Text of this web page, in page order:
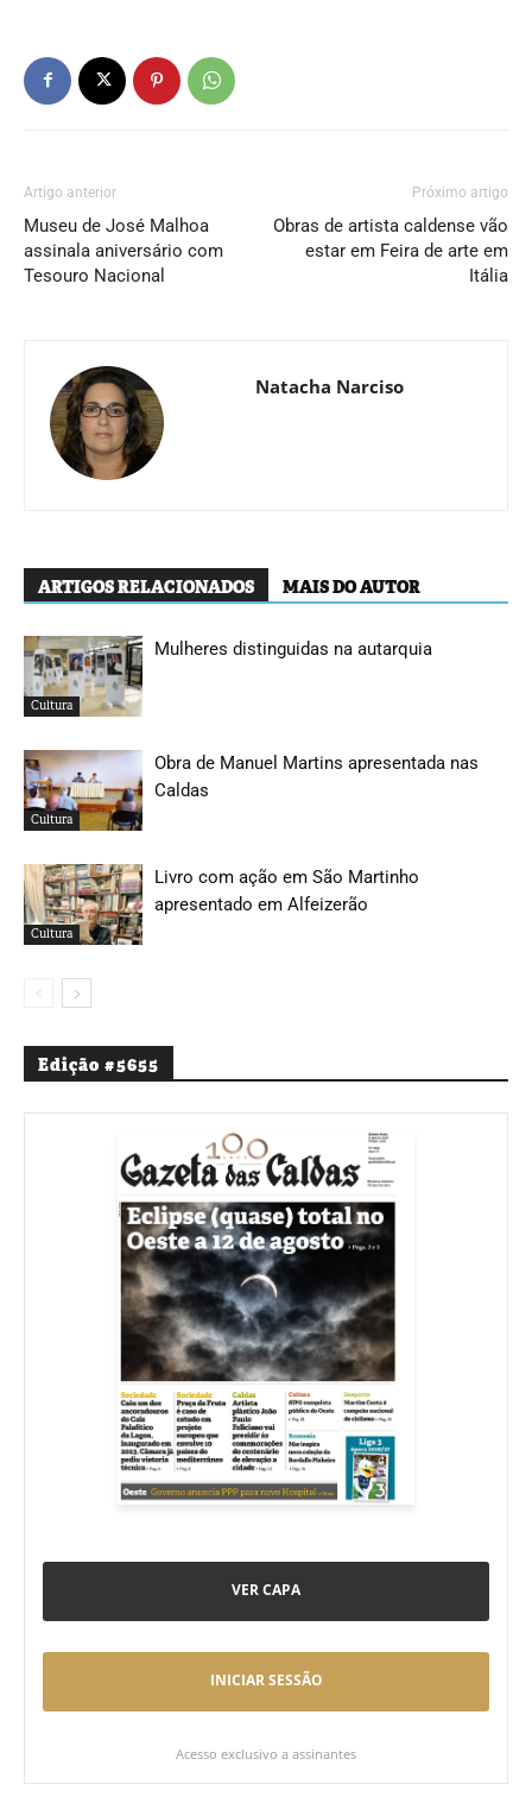
Artigo anterior
Museu de José Malhoa
assinala aniversário com
Tesouro Nacional
Próximo artigo
Obras de artista caldense vão
estar em Feira de arte em
Itália
Natacha Narciso
ARTIGOS RELACIONADOS MAIS DO AUTOR
Cultura
Mulheres distinguidas na autarquia
Cultura
Obra de Manuel Martins apresentada nas
Caldas
Cultura
Livro com ação em São Martinho
apresentado em Alfeizerão
Edição #5655
VER CAPA
INICIAR SESSÃO
Acesso exclusivo a assinantes